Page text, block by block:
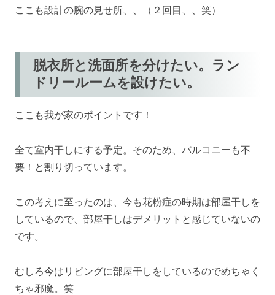
ここも設計の腕の見せ所、、（２回目、、笑）
脱衣所と洗面所を分けたい。ラン
ドリールームを設けたい。
ここも我が家のポイントです！
全て室内干しにする予定。そのため、バルコニーも不
要！と割り切っています。
この考えに至ったのは、今も花粉症の時期は部屋干しを
しているので、部屋干しはデメリットと感じていないの
です。
むしろ今はリビングに部屋干しをしているのでめちゃく
ちゃ邪魔。笑